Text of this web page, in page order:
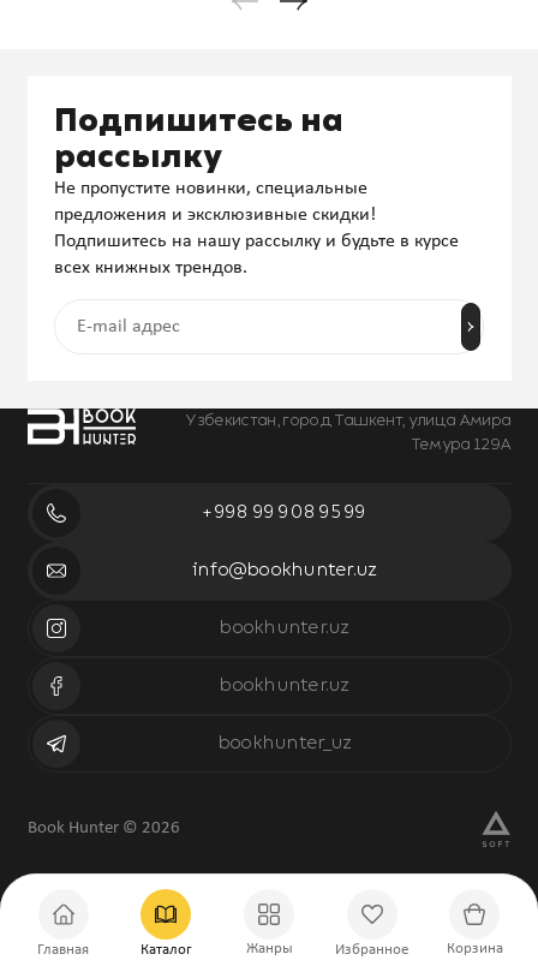
Главная Каталог Жанры Избранное Корзина
Узбекистан, город Ташкент, улица Амира
Темура 129А
+998 99 908 95 99
info@bookhunter.uz
bookhunter.uz
bookhunter.uz
bookhunter_uz
Подпишитесь на
рассылку
Не пропустите новинки, специальные
предложения и эксклюзивные скидки!
Подпишитесь на нашу рассылку и будьте в курсе
всех книжных трендов.
Book Hunter © 2026